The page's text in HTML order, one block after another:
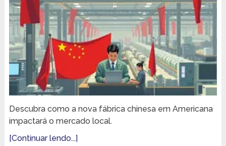
Descubra como a nova fábrica chinesa em Americana
impactará o mercado local.
[Continuar lendo...]